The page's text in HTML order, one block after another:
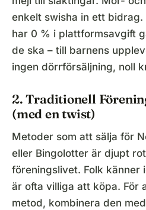
enkelt swisha in ett bidrag.
har 0 % i plattformsavgift
de ska – till barnens
ingen dörrförsäljning, noll
2. Traditionell
(med en twist)
Metoder som att sälja för
eller Bingolotter är djupt
föreningslivet. Folk känner
är ofta villiga att köpa. För
metod, kombinera den